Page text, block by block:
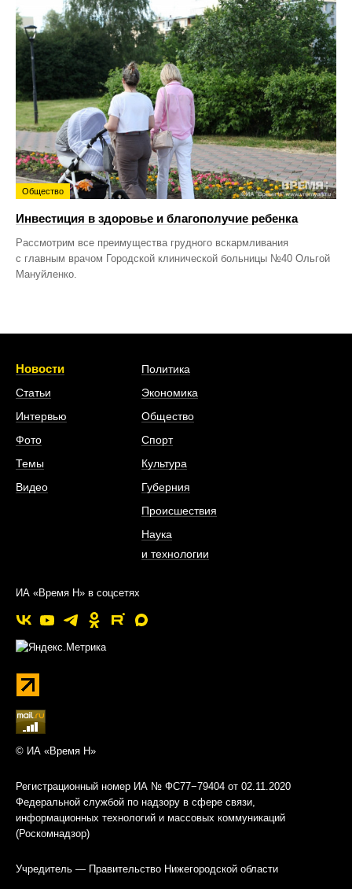
Общество
Инвестиция в здоровье и благополучие ребенка
Рассмотрим все преимущества грудного вскармливания
с главным врачом Городской клинической больницы №40 Ольгой
Мануйленко.
Новости
Статьи
Интервью
Фото
Темы
Видео
Политика
Экономика
Общество
Спорт
Культура
Губерния
Происшествия
Наука
и технологии
ИА «Время Н» в соцсетях
© ИА «Время Н»
Регистрационный номер ИА № ФС77−79404 от 02.11.2020
Федеральной службой по надзору в сфере связи,
информационных технологий и массовых коммуникаций
(Роскомнадзор)
Учредитель — Правительство Нижегородской области